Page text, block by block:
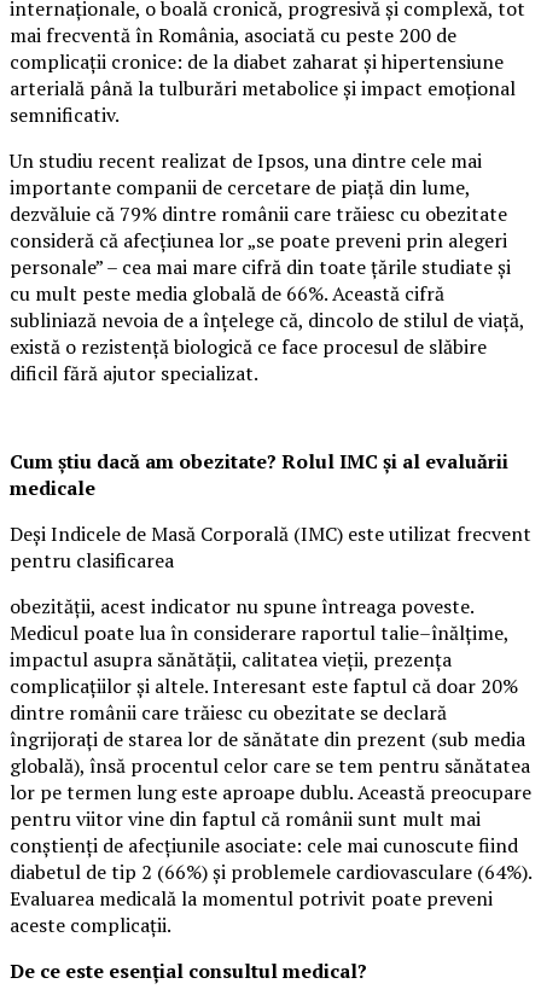
internaționale, o boală cronică, progresivă și complexă, tot
mai frecventă în România, asociată cu peste 200 de
complicații cronice: de la diabet zaharat și hipertensiune
arterială până la tulburări metabolice și impact emoțional
semnificativ.
Un studiu recent realizat de Ipsos, una dintre cele mai
importante companii de cercetare de piață din lume,
dezvăluie că 79% dintre românii care trăiesc cu obezitate
consideră că afecțiunea lor „se poate preveni prin alegeri
personale” – cea mai mare cifră din toate țările studiate și
cu mult peste media globală de 66%. Această cifră
subliniază nevoia de a înțelege că, dincolo de stilul de viață,
există o rezistență biologică ce face procesul de slăbire
dificil fără ajutor specializat.
Cum știu dacă am obezitate? Rolul IMC și al evaluării
medicale
Deși Indicele de Masă Corporală (IMC) este utilizat frecvent
pentru clasificarea
obezității, acest indicator nu spune întreaga poveste.
Medicul poate lua în considerare raportul talie–înălțime,
impactul asupra sănătății, calitatea vieții, prezența
complicațiilor și altele. Interesant este faptul că doar 20%
dintre românii care trăiesc cu obezitate se declară
îngrijorați de starea lor de sănătate din prezent (sub media
globală), însă procentul celor care se tem pentru sănătatea
lor pe termen lung este aproape dublu. Această preocupare
pentru viitor vine din faptul că românii sunt mult mai
conștienți de afecțiunile asociate: cele mai cunoscute fiind
diabetul de tip 2 (66%) și problemele cardiovasculare (64%).
Evaluarea medicală la momentul potrivit poate preveni
aceste complicații.
De ce este esențial consultul medical?